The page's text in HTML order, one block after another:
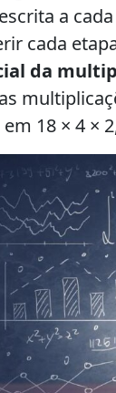
a
cada
da
18 × 4 ×